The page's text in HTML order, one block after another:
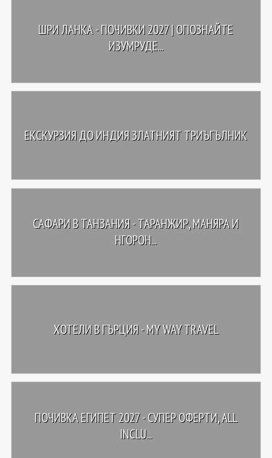
ШРИ ЛАНКА - ПОЧИВКИ 2027 | ОПОЗНАЙТЕ
ИЗУМРУДЕ...
ЕКСКУРЗИЯ ДО ИНДИЯ ЗЛАТНИЯТ ТРИЪГЪЛНИК
САФАРИ В ТАНЗАНИЯ - ТАРАНЖИР, МАНЯРА И
НГОРОН...
ХОТЕЛИ В ГЪРЦИЯ - MY WAY TRAVEL
ПОЧИВКА ЕГИПЕТ 2027 - СУПЕР ОФЕРТИ, ALL
INCLU...